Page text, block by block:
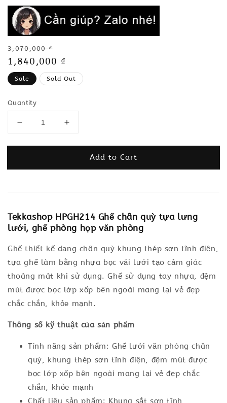
Regular
price
3,070,000 ₫
Sale
price
1,840,000 ₫
Sale Sold Out
Quantity
Add to Cart
Tekkashop HPGH214 Ghế chân quỳ tựa lưng
lưới, ghế phòng họp văn phòng
Ghế thiết kế dạng chân quỳ khung thép sơn tĩnh điện,
tựa ghế làm bằng nhựa bọc vải lưới tạo cảm giác
thoáng mát khi sử dụng. Ghế sử dụng tay nhựa, đệm
mút được bọc lớp xốp bên ngoài mang lại vẻ đẹp
chắc chắn, khỏe mạnh.
Thông số kỹ thuật của sản phẩm
Tính năng sản phẩm: Ghế lưới văn phòng chân
quỳ, khung thép sơn tĩnh điện, đệm mút được
bọc lớp xốp bên ngoài mang lại vẻ đẹp chắc
chắn, khỏe mạnh
Chất liệu sản phẩm: Khung sắt sơn tĩnh